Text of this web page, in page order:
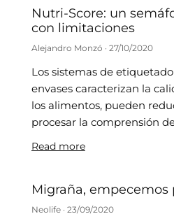
Nutri-Score: un
con limitaciones
Alejandro Monzó 27/10/2020
Los sistemas de
envases caracterizan la
los alimentos, pueden
procesar la comprensión
Read more
Migraña, empecemos
Neolife 23/09/2020